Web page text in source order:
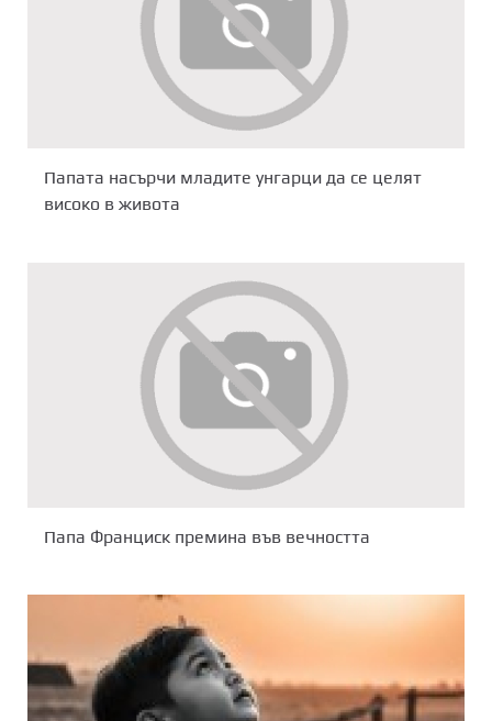
Папата насърчи младите унгарци да се целят
високо в живота
Папа Франциск премина във вечността